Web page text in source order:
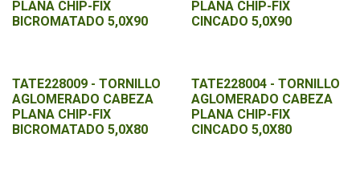
PLANA CHIP-FIX
BICROMATADO 5,0X90
PLANA CHIP-FIX
CINCADO 5,0X90
TATE228009 - TORNILLO
AGLOMERADO CABEZA
PLANA CHIP-FIX
BICROMATADO 5,0X80
TATE228004 - TORNILLO
AGLOMERADO CABEZA
PLANA CHIP-FIX
CINCADO 5,0X80